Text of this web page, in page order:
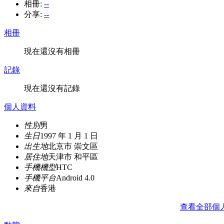
相冊: --
分享: --
相冊
現在還沒有相冊
記錄
現在還沒有記錄
個人資料
性別男
生日1997 年 1 月 1 日
出生地北京市 崇文區
居住地天津市 和平區
手機機型HTC
手機平台Android 4.0
來自香港
查看全部個